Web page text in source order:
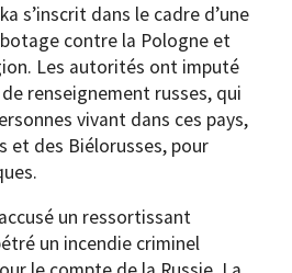
s’inscrit dans le cadre d’une
contre la Pologne et
Les autorités ont imputé
renseignement russes, qui
vivant dans ces pays,
et des Biélorusses, pour
un ressortissant
un incendie criminel